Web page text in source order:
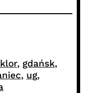
, gdańsk ,
, ug ,